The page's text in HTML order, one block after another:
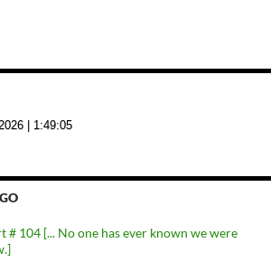
| 1:49:05
# 104 [... No one has ever known we were